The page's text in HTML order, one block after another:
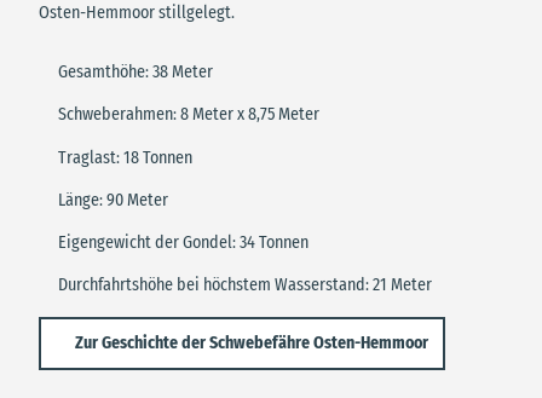
Osten-Hemmoor stillgelegt.
Gesamthöhe: 38 Meter
Schweberahmen: 8 Meter x 8,75 Meter
Traglast: 18 Tonnen
Länge: 90 Meter
Eigengewicht der Gondel: 34 Tonnen
Durchfahrtshöhe bei höchstem Wasserstand: 21 Meter
Zur Geschichte der Schwebefähre Osten-Hemmoor